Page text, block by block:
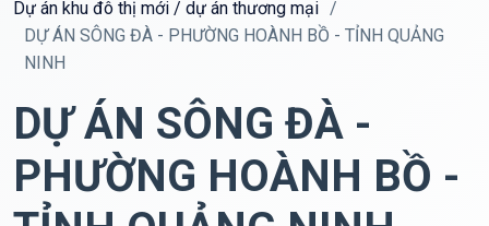
Dự án khu đô thị mới / dự án thương mại /
DỰ ÁN SÔNG ĐÀ - PHƯỜNG HOÀNH BỒ - TỈNH QUẢNG
NINH
DỰ ÁN SÔNG ĐÀ -
PHƯỜNG HOÀNH BỒ -